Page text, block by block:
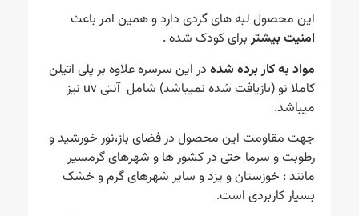
این محصول لبه های گردی دارد و همین امر باعث
امنیت بیشتربرای کودک شده .
مواد به کار برده شدهدر این سرسره علاوه بر پلی اتیلن
کاملا نو (بازیافت شده نمیباشد) شامل آنتی uv نیز
جهت مقاومت این محصول در فضای باز،نور خورشید و
رطوبت و سرما حتی در کشور ها و شهرهای گرمسیر
مانند : خوزستان و یزد و سایر شهرهای گرم و خشک
بسیار کاربردی است.